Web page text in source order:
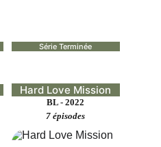
Série Terminée
BL - 2022
7 épisodes
Hard Love Mission